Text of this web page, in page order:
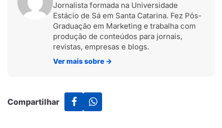
Jornalista formada na Universidade
Estácio de Sá em Santa Catarina. Fez Pós-
Graduação em Marketing e trabalha com
produção de conteúdos para jornais,
revistas, empresas e blogs.
Ver mais sobre →
Compartilhar